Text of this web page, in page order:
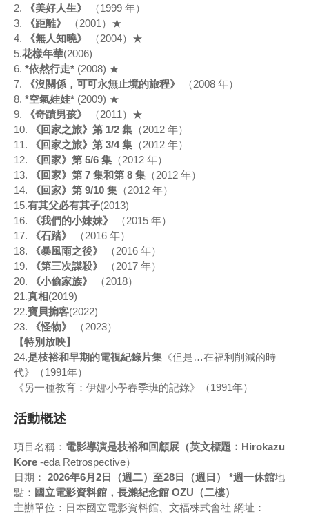
2.
《美好人生》
（1999 年）
3.
《距離》
（2001）★
4.
《無人知曉》
（2004）★
5.花樣年華(2006)
6. *依然行走* (2008) ★
7.
《沒關係，可可永無止境的旅程》
（2008 年）
8. *空氣娃娃* (2009) ★
9.
《奇蹟男孩》
（2011）★
10.
《回家之旅》第 1/2 集 （2012 年）
11.
《回家之旅》第 3/4 集 （2012 年）
12.
《回家》第 5/6 集 （2012 年）
13.
《回家》第 7 集和第 8 集 （2012 年）
14.
《回家》第 9/10 集 （2012 年）
15.有其父必有其子(2013)
16.
《我們的小妹妹》
（2015 年）
17.
《石踏》
（2016 年）
18.
《暴風雨之後》
（2016 年）
19.
《第三次謀殺》
（2017 年）
20.
《小偷家族》
（2018）
21.真相(2019)
22.寶貝掮客(2022)
23.
《怪物》
（2023）
【特別放映】
24.是枝裕和早期的電視紀錄片集 《但是…在福利削減的時
代》（1991年）
《另一種教育：伊娜小學春季班的記錄》（1991年）
活動概述
項目名稱： 電影導演是枝裕和回顧展（英文標題：Hirokazu
Kore -eda Retrospective）
日期： 2026年6月2日（週二）至28日（週日） *週一休館地
點： 國立電影資料館，長瀨紀念館 OZU（二樓）
主辦單位：日本國立電影資料館、文福株式會社 網址：